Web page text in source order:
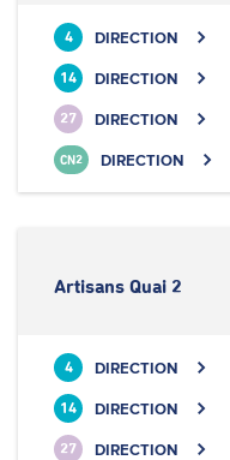
4 DIRECTION
14 DIRECTION
27 DIRECTION
CN2 DIRECTION
Artisans Quai 2
4 DIRECTION
14 DIRECTION
27 DIRECTION